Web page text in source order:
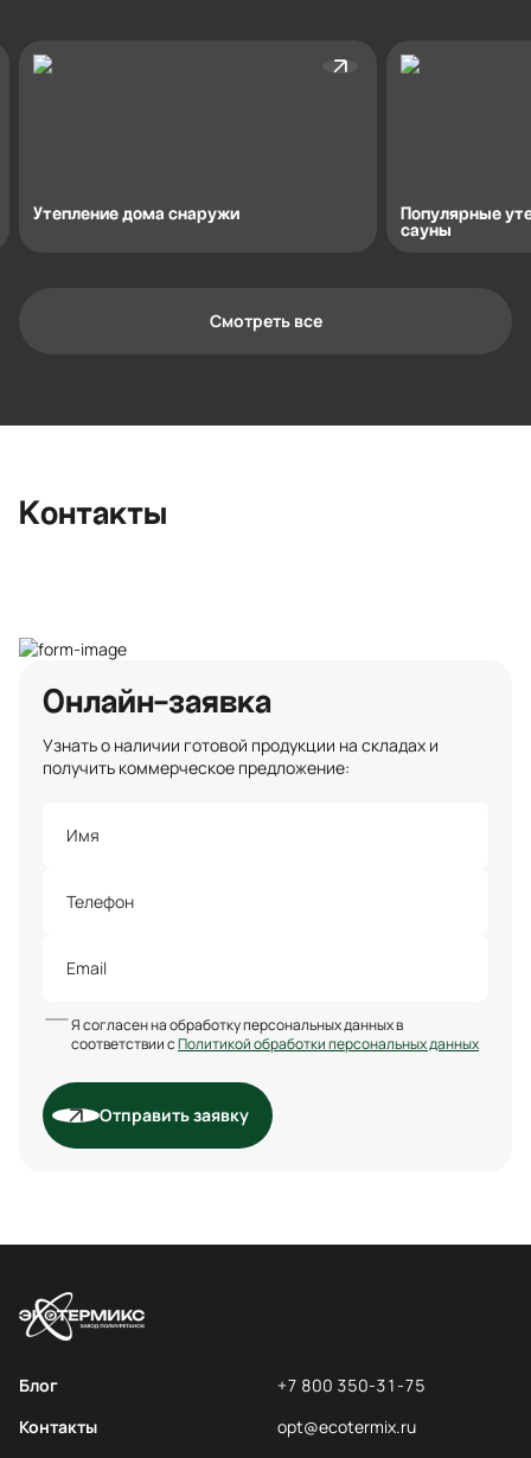
Утепление дома снаружи
Популярные
сауны
Смотреть все
Контактыopt@ecotermix.ru
Онлайн-заявка
Узнать о наличии готовой продукции на складах и
получить коммерческое предложение:
Я согласен на обработку персональных данных в
соответствии сПолитикой обработки персональных данных
Отправить заявку
Блог
Контакты
+7 800 350-31-75
opt@ecotermix.ru